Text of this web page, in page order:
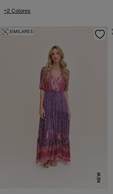
+2 Colores
NEW
SIMILARES